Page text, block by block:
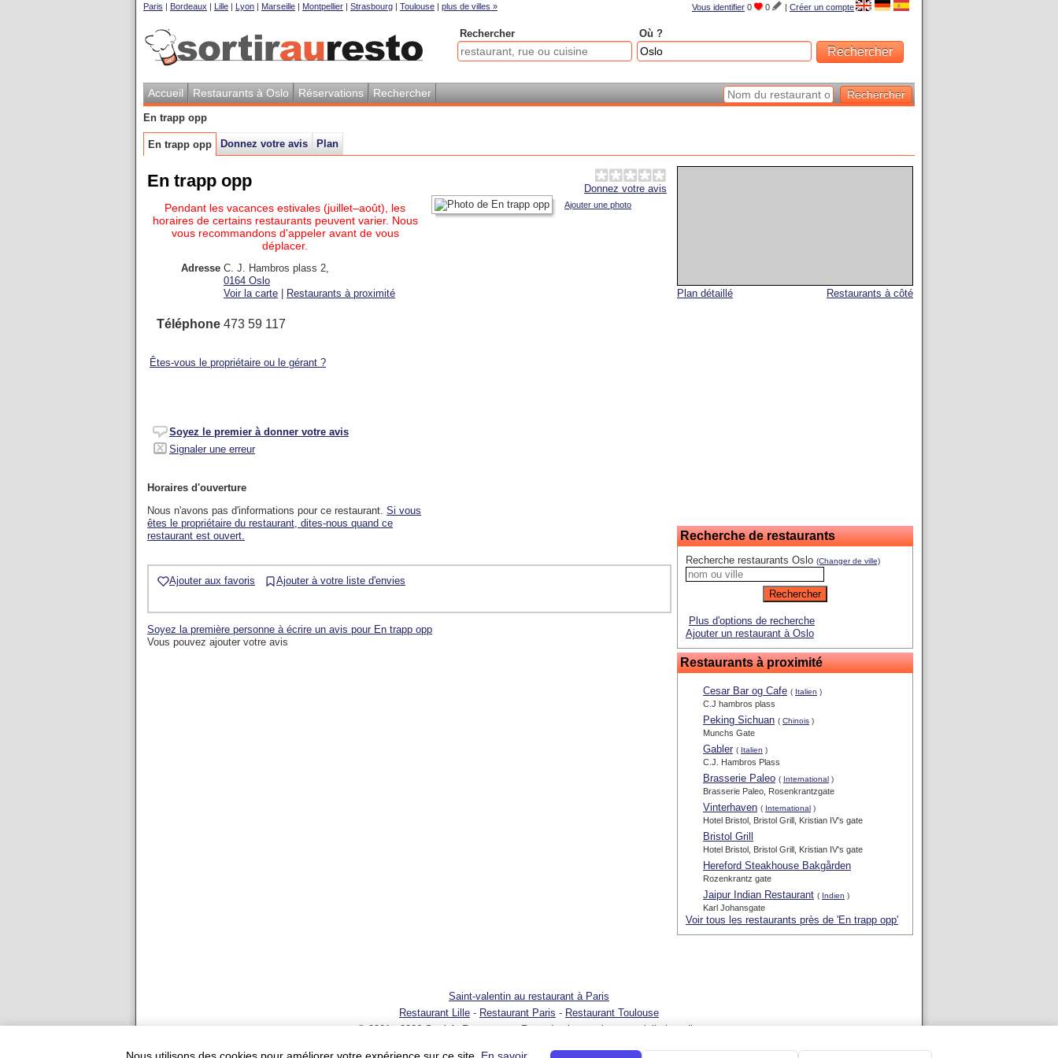
Vous identifier 0 0 | Créer un compte
Paris | Bordeaux | Lille | Lyon | Marseille | Montpellier | Strasbourg | Toulouse | plus de villes »
Rechercher Où ?
Accueil Restaurants à Oslo Réservations Rechercher
En trapp opp
En trapp opp Donnez votre avis Plan
Restaurants à côté
Plan détaillé
Recherche de restaurants
Recherche restaurants Oslo (Changer de ville)
Plus d'options de recherche
Ajouter un restaurant à Oslo
Restaurants à proximité
Cesar Bar og Cafe ( Italien )
C.J hambros plass
Peking Sichuan ( Chinois )
Munchs Gate
Gabler ( Italien )
C.J. Hambros Plass
Brasserie Paleo ( International )
Brasserie Paleo, Rosenkrantzgate
Vinterhaven ( International )
Hotel Bristol, Bristol Grill, Kristian IV's gate
Bristol Grill
Hotel Bristol, Bristol Grill, Kristian IV's gate
Hereford Steakhouse Bakgården
Rozenkrantz gate
Jaipur Indian Restaurant ( Indien )
Karl Johansgate
Voir tous les restaurants près de 'En trapp opp'
Donnez votre avis
En trapp opp
Ajouter une photo
Pendant les vacances estivales (juillet–août), les
horaires de certains restaurants peuvent varier. Nous
vous recommandons d'appeler avant de vous
déplacer.
Adresse C. J. Hambros plass 2,
0164 Oslo
Voir la carte
Restaurants à proximité
Téléphone 473 59 117
Êtes-vous le propriétaire ou le gérant ?
Soyez le premier à donner votre avis
Signaler une erreur
Horaires d'ouverture
Nous n'avons pas d'informations pour ce restaurant. Si vous
êtes le propriétaire du restaurant, dites-nous quand ce
restaurant est ouvert.
Ajouter aux favoris Ajouter à votre liste d'envies
Soyez la première personne à écrire un avis pour En trapp opp
Vous pouvez ajouter votre avis
Saint-valentin au restaurant à Paris
Restaurant Lille - Restaurant Paris - Restaurant Toulouse
© 2001 - 2026 SortirAuResto.com - Reproduction totale ou partielle interdite